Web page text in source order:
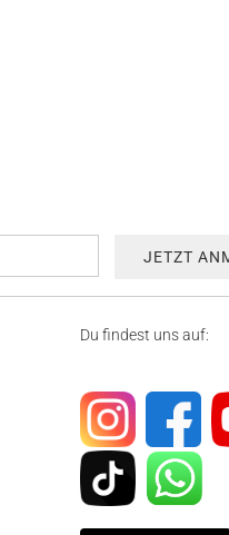
Du findest uns auf: